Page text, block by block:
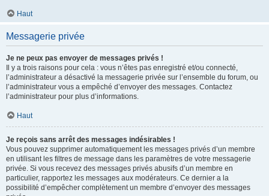
Haut
Messagerie privée
Je ne peux pas envoyer de messages privés !
Il y a trois raisons pour cela : vous n’êtes pas enregistré et/ou connecté,
l’administrateur a désactivé la messagerie privée sur l’ensemble du forum, ou
l’administrateur vous a empêché d’envoyer des messages. Contactez
l’administrateur pour plus d’informations.
Haut
Je reçois sans arrêt des messages indésirables !
Vous pouvez supprimer automatiquement les messages privés d’un membre
en utilisant les filtres de message dans les paramètres de votre messagerie
privée. Si vous recevez des messages privés abusifs d’un membre en
particulier, rapportez les messages aux modérateurs. Ce dernier a la
possibilité d’empêcher complètement un membre d’envoyer des messages